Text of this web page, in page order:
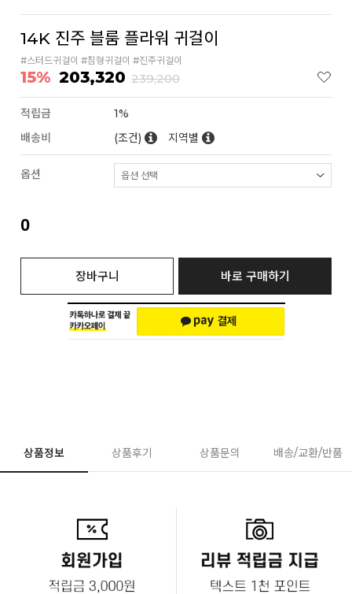
14K 진주 블룸 플라워 귀걸이
#스터드귀걸이 #침형귀걸이 #진주귀걸이
15% 203,320 239,200
적립금
1%
배송비
(조건) 지역별
옵션
0
장바구니 바로 구매하기
상품정보 상품후기 상품문의 배송/교환/반품